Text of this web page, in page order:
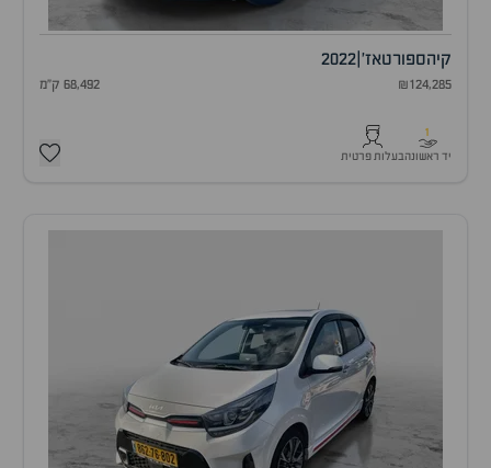
קיהספורטאז' 2022
₪124,285 68,492 ק"מ
1
יד ראשונהבעלות פרטית